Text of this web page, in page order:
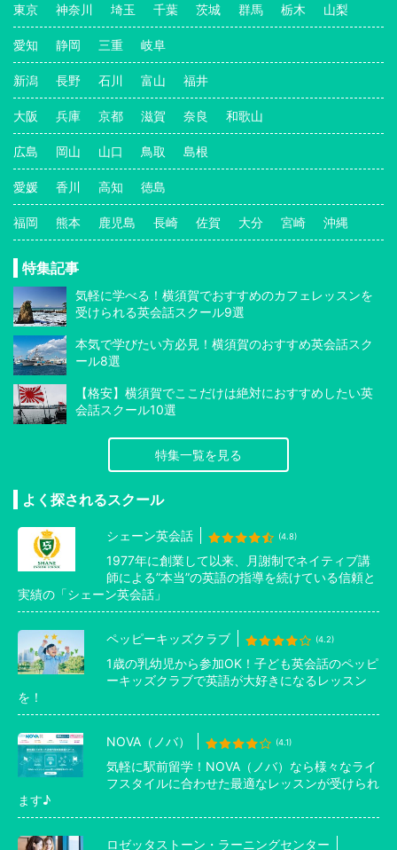
東京 神奈川 埼玉 千葉 茨城 群馬 栃木 山梨
愛知 静岡 三重 岐阜
新潟 長野 石川 富山 福井
大阪 兵庫 京都 滋賀 奈良 和歌山
広島 岡山 山口 鳥取 島根
愛媛 香川 高知 徳島
福岡 熊本 鹿児島 長崎 佐賀 大分 宮崎 沖縄
特集記事
気軽に学べる！横須賀でおすすめのカフェレッスンを
受けられる英会話スクール9選
本気で学びたい方必見！横須賀のおすすめ英会話スク
ール8選
【格安】横須賀でここだけは絶対におすすめしたい英
会話スクール10選
特集一覧を見る
よく探されるスクール
シェーン英会話 (4.8)
1977年に創業して以来、月謝制でネイティブ講
師による”本当”の英語の指導を続けている信頼と
実績の「シェーン英会話」
ペッピーキッズクラブ (4.2)
1歳の乳幼児から参加OK！子ども英会話のペッピ
ーキッズクラブで英語が大好きになるレッスン
を！
NOVA（ノバ） (4.1)
気軽に駅前留学！NOVA（ノバ）なら様々なライ
フスタイルに合わせた最適なレッスンが受けられ
ます♪
ロゼッタストーン・ラーニングセンター